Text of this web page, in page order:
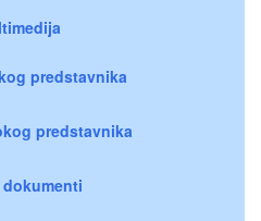
predstavnika
predstavnika
dokumenti